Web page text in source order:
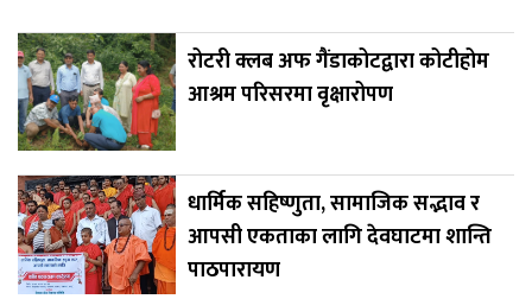
रोटरी क्लब अफ गैंडाकोटद्वारा कोटीहोम
आश्रम परिसरमा वृक्षारोपण
धार्मिक सहिष्णुता, सामाजिक सद्भाव र
आपसी एकताका लागि देवघाटमा शान्ति
पाठपारायण